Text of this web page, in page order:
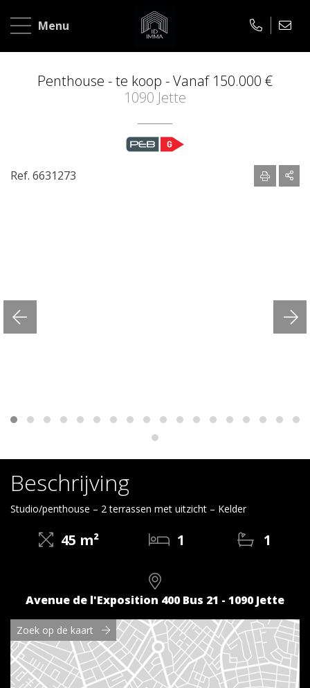
Menu
Home
Te
koop
Over
Penthouse - te koop -Vanaf 150.000 €
1090 Jette
Beschrijving
Studio/penthouse – 2 terrassen met uitzicht – Kelder
45 m² 1 1
Avenue de l'Exposition 400 Bus 21 - 1090 Jette
Zoek op de kaart
Ref. 6631273